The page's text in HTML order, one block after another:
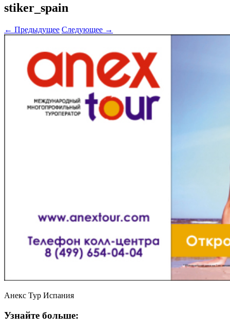
stiker_spain
← Предыдущее Следующее →
Анекс Тур Испания
Узнайте больше: